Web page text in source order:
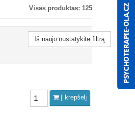
Visas produktas: 125
Iš naujo nustatykite filtrą
Į krepšelį